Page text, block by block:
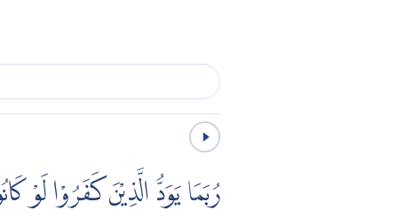
رُبَمَا يَوَدُّ الَّذِيْنَ كَفَرُوْا لَوْ